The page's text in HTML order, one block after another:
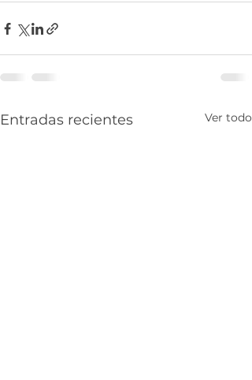
Entradas recientes Ver todo